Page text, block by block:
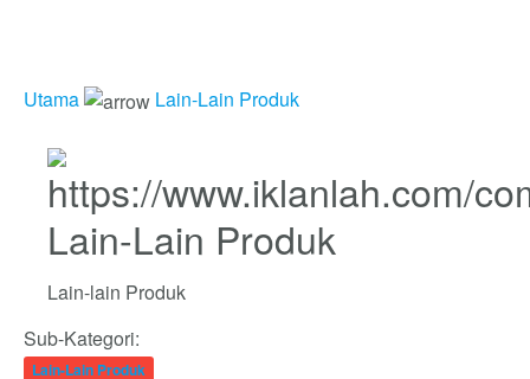
Utama Lain-Lain Produk
Lain-Lain Produk
Lain-lain Produk
Sub-Kategori:
Lain-Lain Produk